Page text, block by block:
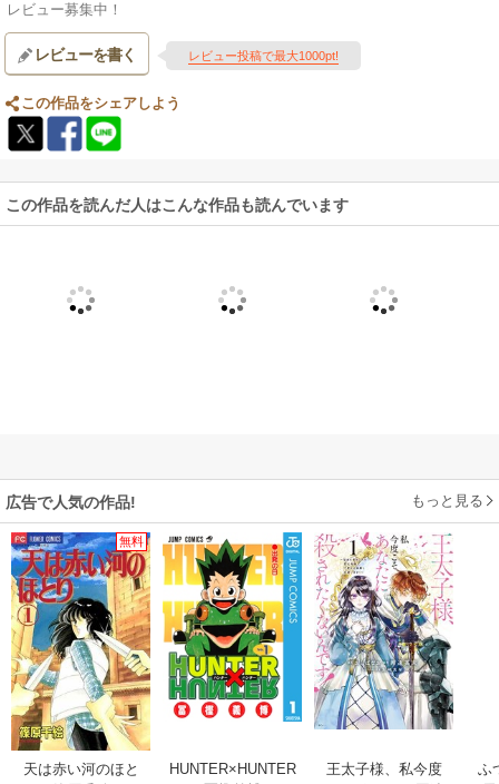
レビュー募集中！
レビューを書く レビュー投稿で最大1000pt!
この作品をシェアしよう
この作品を読んだ人はこんな作品も読んでいます
広告で人気の作品! もっと見る
無料
天は赤い河のほと
HUNTER×HUNTER
王太子様、私今度
ふ